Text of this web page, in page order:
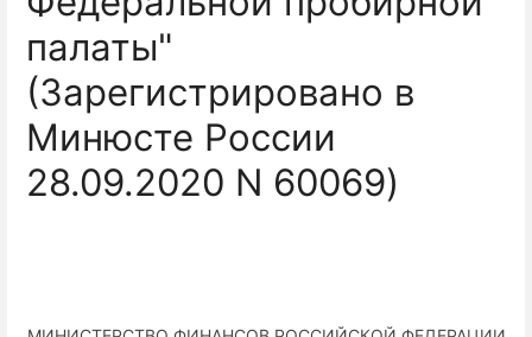
палаты"
(Зарегистрировано в
Минюсте России
28.09.2020 N 60069)